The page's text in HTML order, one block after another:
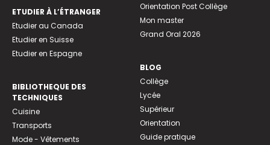
ETUDIER À L’ÉTRANGER
Etudier au Canada
Etudier en Suisse
Etudier en Espagne
BIBLIOTHEQUE DES
TECHNIQUES
Cuisine
Transports
Mode - Vêtements
Orientation Post Collège
Mon master
Grand Oral 2026
BLOG
Collège
Lycée
Supérieur
Orientation
Guide pratique